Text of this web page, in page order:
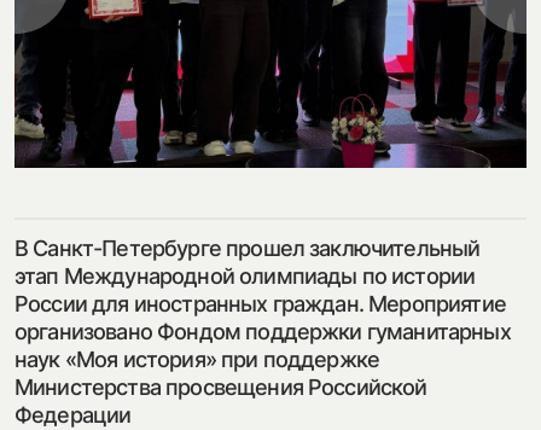
посмотреть на карте
my.history.fond@bk.ru
В Санкт-Петербурге прошел заключительный
этап Международной олимпиады по истории
России для иностранных граждан. Мероприятие
организовано Фондом поддержки гуманитарных
наук «Моя история» при поддержке
Министерства просвещения Российской
Федерации